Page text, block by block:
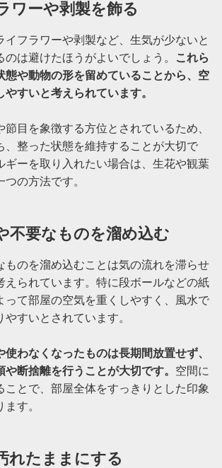
ワーや剥製を飾る
イフラワーや剥製など、生気が少ないと
のは避けたほうがよいでしょう。
これら
態や動物の形を留めていることから、空
やすいと考えられています。
目を象徴する方位とされているため、
、整った状態を維持することが大切で
ギーを取り入れたい場合は、生花や観葉
の方法です。
不要なものを溜め込む
ものを溜め込むことは気の流れを滞らせ
えられています。特に段ボールなどの紙
って部屋の空気を重くしやすく、風水で
すいとされています。
わなくなったものは長期間放置せず、
や断捨離を行うことが大切です。 空間に
ことで、部屋全体をすっきりとした印象
す。
れたままにする